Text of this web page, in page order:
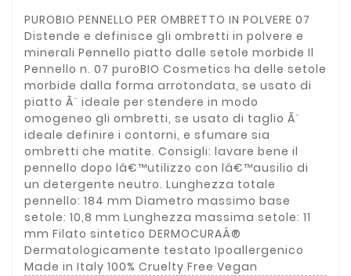
PUROBIO PENNELLO PER OMBRETTO IN POLVERE 07
Distende e definisce gli ombretti in polvere e
minerali Pennello piatto dalle setole morbide Il
Pennello n. 07 puroBIO Cosmetics ha delle setole
morbide dalla forma arrotondata, se usato di
piatto Ã¨ ideale per stendere in modo
omogeneo gli ombretti, se usato di taglio Ã¨
ideale definire i contorni, e sfumare sia
ombretti che matite. Consigli: lavare bene il
pennello dopo lâ€™utilizzo con lâ€™ausilio di
un detergente neutro. Lunghezza totale
pennello: 184 mm Diametro massimo base
setole: 10,8 mm Lunghezza massima setole: 11
mm Filato sintetico DERMOCURAÂ®
Dermatologicamente testato Ipoallergenico
Made in Italy 100% Cruelty Free Vegan